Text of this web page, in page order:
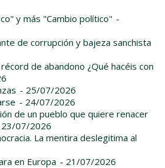
y más "Cambio político" -
de corrupción y bajeza sanchista
de abandono ¿Qué hacéis con
- 25/07/2026
- 24/07/2026
de un pueblo que quiere renacer
07/2026
La mentira deslegitima al
en Europa - 21/07/2026